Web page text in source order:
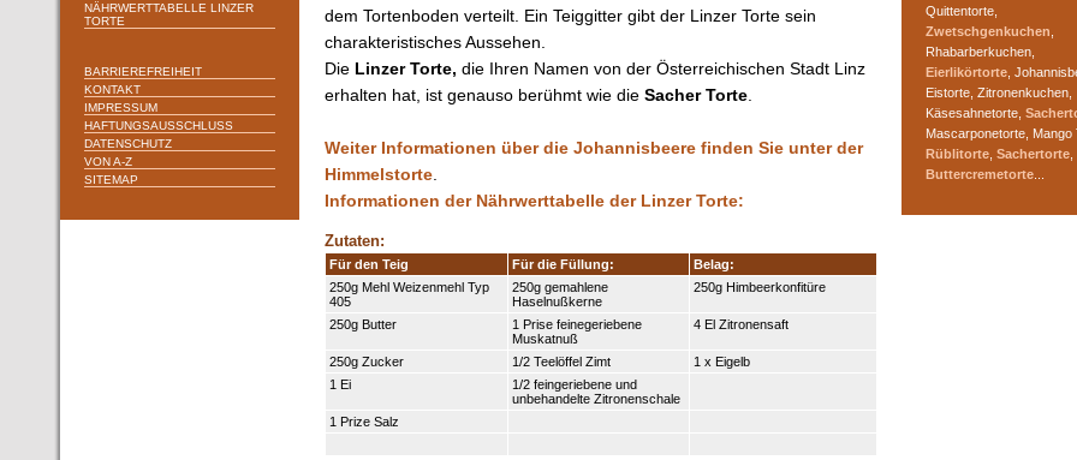
NÄHRWERTTABELLE LINZER
TORTE
BARRIEREFREIHEIT
KONTAKT
IMPRESSUM
HAFTUNGSAUSSCHLUSS
DATENSCHUTZ
VON A-Z
SITEMAP
dem Tortenboden verteilt. Ein Teiggitter gibt der Linzer Torte sein
charakteristisches Aussehen.
Die Linzer Torte, die Ihren Namen von der Österreichischen Stadt Linz
erhalten hat, ist genauso berühmt wie die Sacher Torte.
Weiter Informationen über die Johannisbeere finden Sie unter der
Himmelstorte.
Informationen der Nährwerttabelle der Linzer Torte:
Zutaten:
Für den Teig Für die Füllung:
Belag:
250g Mehl Weizenmehl Typ
405
250g gemahlene
Haselnußkerne
250g Himbeerkonfitüre
250g Butter
1 Prise feinegeriebene
Muskatnuß
4 El Zitronensaft
250g Zucker 1/2 Teelöffel Zimt
1 x Eigelb
1 Ei
1/2 feingeriebene und
unbehandelte Zitronenschale
1 Prize Salz
Quittentorte,
Zwetschgenkuchen
Rhabarberkuchen,
Eierlikörtorte ,
Eistorte, Zitronenkuchen,
Käsesahnetorte,
Mascarponetorte, Mango
Rüblitorte Sachertorte
Buttercremetorte